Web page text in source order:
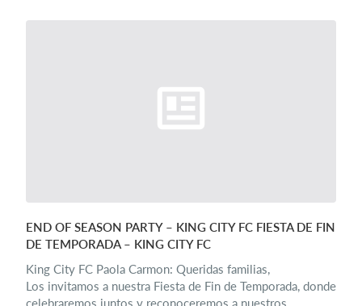
END OF SEASON PARTY – KING CITY FC FIESTA DE FIN
DE TEMPORADA – KING CITY FC
King City FC Paola Carmon: Queridas familias,
Los invitamos a nuestra Fiesta de Fin de Temporada, donde
celebraremos juntos y reconoceremos a nuestros